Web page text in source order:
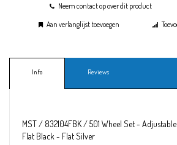
Neem contact op over dit product
Aan verlanglijst toevoegen
Info Reviews
MST / 832104FBK / 501 Wheel Set -
Flat Black - Flat Silver